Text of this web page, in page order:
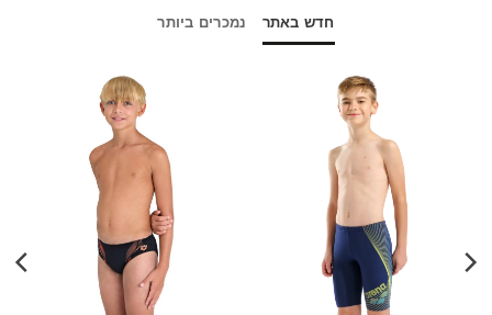
חדש באתר נמכרים ביותר